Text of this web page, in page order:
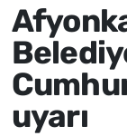
uyarı
Sağlık
Eğitim
Sivil